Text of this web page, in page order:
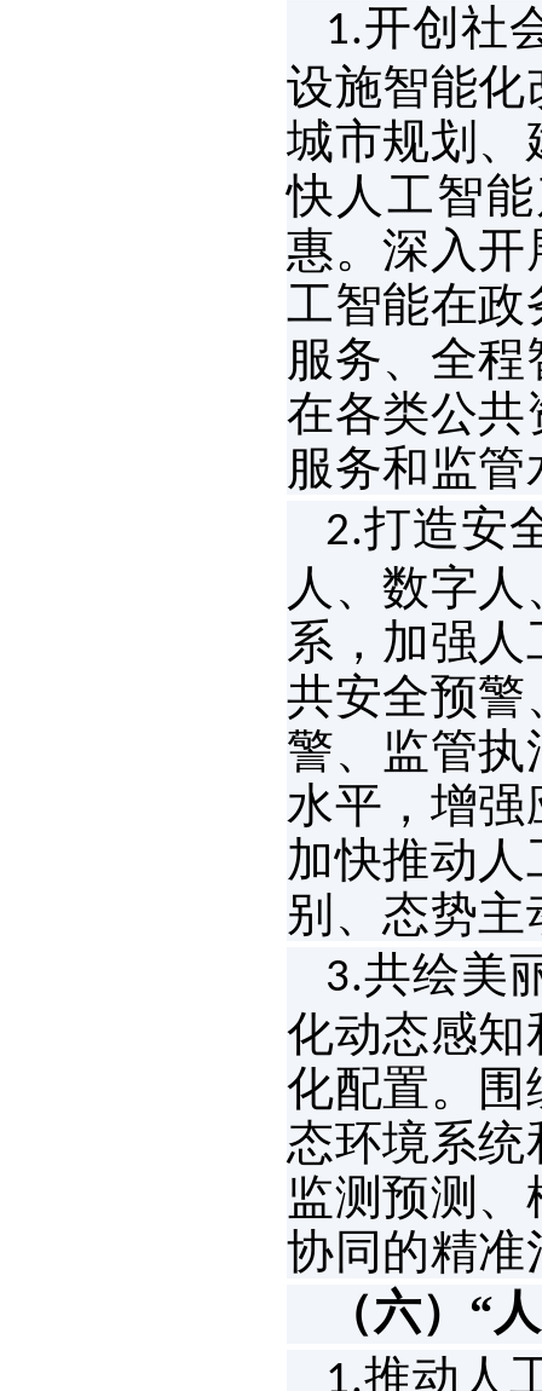
1.开创社
设施智能化
城市规划、
快人工智
惠。深入开
工智能在政
服务、全
在各类公共
服务和监管
2.打造安
人、数字
系，加强
共安全预警
警、监管执
水平，增强
加快推动
别、态势
3.共绘美
化动态感知
化配置。围
态环境系统
监测预测
协同的精准
（六）“
推动人